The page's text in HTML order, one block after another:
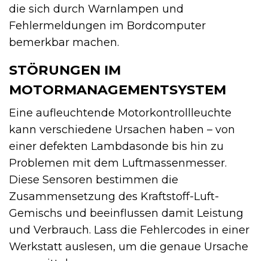
die sich durch Warnlampen und
Fehlermeldungen im Bordcomputer
bemerkbar machen.
STÖRUNGEN IM
MOTORMANAGEMENTSYSTEM
Eine aufleuchtende Motorkontrollleuchte
kann verschiedene Ursachen haben – von
einer defekten Lambdasonde bis hin zu
Problemen mit dem Luftmassenmesser.
Diese Sensoren bestimmen die
Zusammensetzung des Kraftstoff-Luft-
Gemischs und beeinflussen damit Leistung
und Verbrauch. Lass die Fehlercodes in einer
Werkstatt auslesen, um die genaue Ursache